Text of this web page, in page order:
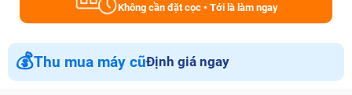
Không cần đặt cọc • Tới là làm ngay
💰Thu mua máy cũĐịnh giá ngay